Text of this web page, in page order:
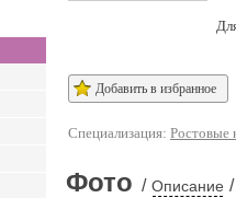
Добавить в избранное
Специализация: Ростовые
Фото / Описание /